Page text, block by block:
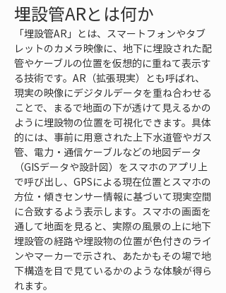
埋設管ARとは何か
「埋設管AR」とは、スマートフォンやタブ
レットのカメラ映像に、地下に埋設された配
管やケーブルの位置を仮想的に重ねて表示す
る技術です。AR（拡張現実）とも呼ばれ、
現実の映像にデジタルデータを重ね合わせる
ことで、まるで地面の下が透けて見えるかの
ように埋設物の位置を可視化できます。具体
的には、事前に用意された上下水道管やガス
管、電力・通信ケーブルなどの地図データ
（GISデータや設計図）をスマホのアプリ上
で呼び出し、GPSによる現在位置とスマホの
方位・傾きセンサー情報に基づいて現実空間
に合致するよう表示します。スマホの画面を
通して地面を見ると、実際の風景の上に地下
埋設管の経路や埋設物の位置が色付きのライ
ンやマーカーで示され、あたかもその場で地
下構造を目で見ているかのような体験が得ら
れます。